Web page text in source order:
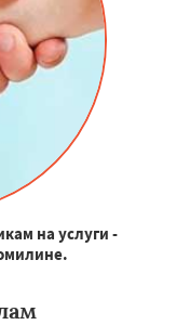
на услуги -